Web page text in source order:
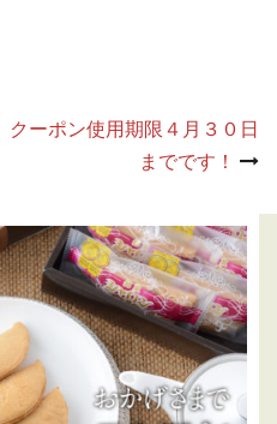
クーポン使用期限４月３０日
までです！